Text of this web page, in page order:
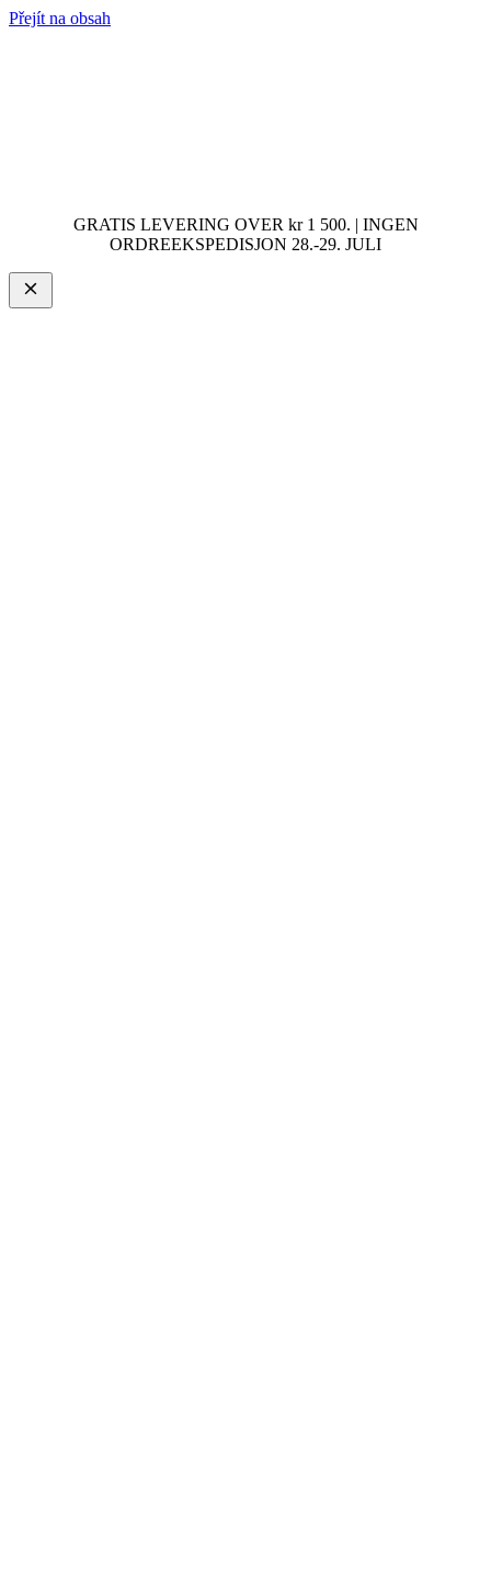
Přejít na obsah
GRATIS LEVERING OVER kr 1 500. | INGEN
ORDREEKSPEDISJON 28.-29. JULI